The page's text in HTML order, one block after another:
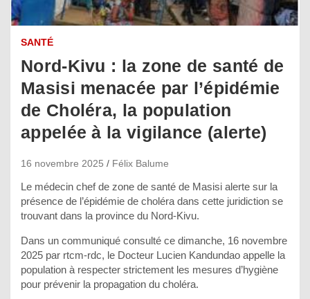
SANTÉ
Nord-Kivu : la zone de santé de
Masisi menacée par l’épidémie
de Choléra, la population
appelée à la vigilance (alerte)
16 novembre 2025 Félix Balume
Le médecin chef de zone de santé de Masisi alerte sur la
présence de l’épidémie de choléra dans cette juridiction se
trouvant dans la province du Nord-Kivu.
Dans un communiqué consulté ce dimanche, 16 novembre
2025 par rtcm-rdc, le Docteur Lucien Kandundao appelle la
population à respecter strictement les mesures d’hygiène
pour prévenir la propagation du choléra.